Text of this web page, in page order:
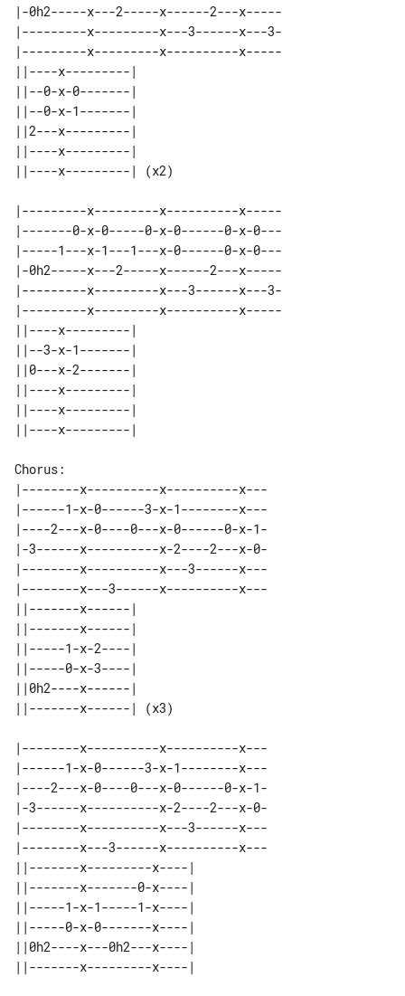
|-0h2-----x---2-----x------2---x-----
|---------x---------x---3------x---3-
|---------x---------x----------x-----
||----x---------|
||--0-x-0-------|
||--0-x-1-------|
||2---x---------|
||----x---------|
|---------x---------x----------x-----
|-------0-x-0-----0-x-0------0-x-0---
|-----1---x-1---1---x-0------0-x-0---
|-0h2-----x---2-----x------2---x-----
|---------x---------x---3------x---3-
|---------x---------x----------x-----
||----x---------|
||--3-x-1-------|
||0---x-2-------|
||----x---------|
||----x---------|
Chorus:
|--------x----------x----------x---
|------1-x-0------3-x-1--------x---
|----2---x-0----0---x-0------0-x-1-
|-3------x----------x-2----2---x-0-
|--------x----------x---3------x---
|--------x---3------x----------x---
||-------x------|
||-------x------|
||-----1-x-2----|
||-----0-x-3----|
||0h2----x------|
|--------x----------x----------x---
|------1-x-0------3-x-1--------x---
|----2---x-0----0---x-0------0-x-1-
|-3------x----------x-2----2---x-0-
|--------x----------x---3------x---
|--------x---3------x----------x---
||-------x---------x----|
||-------x-------0-x----|
||-----1-x-1-----1-x----|
||-----0-x-0-------x----|
||0h2----x---0h2---x----|